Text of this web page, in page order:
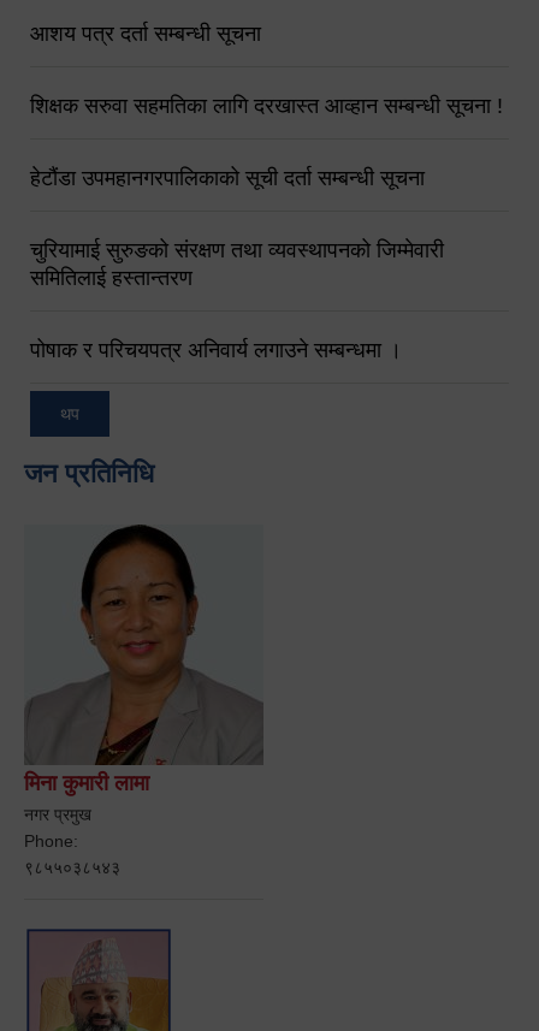
आशय पत्र दर्ता सम्बन्धी सूचना
शिक्षक सरुवा सहमतिका लागि दरखास्त आव्हान सम्बन्धी सूचना !
हेटौंडा उपमहानगरपालिकाको सूची दर्ता सम्बन्धी सूचना
चुरियामाई सुरुङको संरक्षण तथा व्यवस्थापनको जिम्मेवारी
समितिलाई हस्तान्तरण
पोषाक र परिचयपत्र अनिवार्य लगाउने सम्बन्धमा ।
थप
जन प्रतिनिधि
मिना कुमारी लामा
नगर प्रमुख
Phone:
९८५५०३८५४३